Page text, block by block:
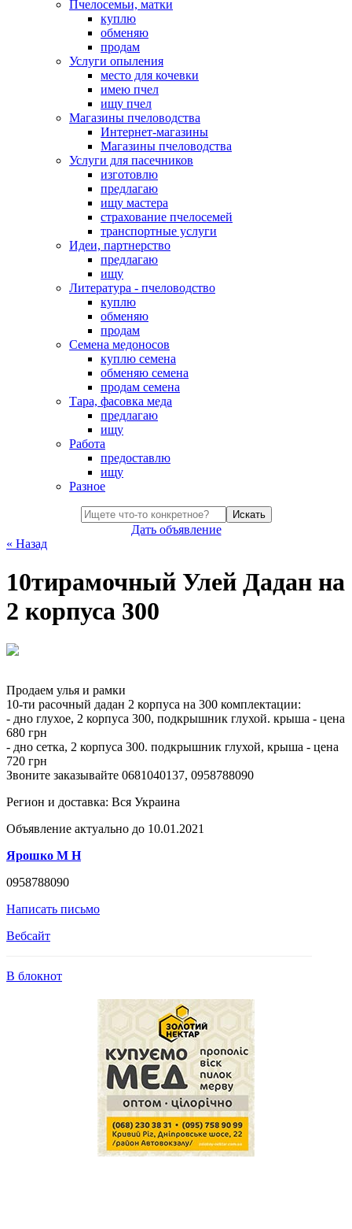
Пчелосемьи, матки
куплю
обменяю
продам
Услуги опыления
место для кочевки
имею пчел
ищу пчел
Магазины пчеловодства
Интернет-магазины
Магазины пчеловодства
Услуги для пасечников
изготовлю
предлагаю
ищу мастера
страхование пчелосемей
транспортные услуги
Идеи, партнерство
предлагаю
ищу
Литература - пчеловодство
куплю
обменяю
продам
Семена медоносов
куплю семена
обменяю семена
продам семена
Тара, фасовка меда
предлагаю
ищу
Работа
предоставлю
ищу
Разное
Искать
Дать объявление
« Назад
10тирамочный Улей Дадан на
2 корпуса 300
Продаем улья и рамки
10-ти расочный дадан 2 корпуса на 300 комплектации:
- дно глухое, 2 корпуса 300, подкрышник глухой. крыша - цена
680 грн
- дно сетка, 2 корпуса 300. подкрышник глухой, крыша - цена
720 грн
Звоните заказывайте 0681040137, 0958788090
Регион и доставка: Вся Украина
Объявление актуально до 10.01.2021
Ярошко М Н
0958788090
Написать письмо
Вебсайт
В блокнот